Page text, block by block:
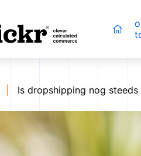
Is dropshipping nog